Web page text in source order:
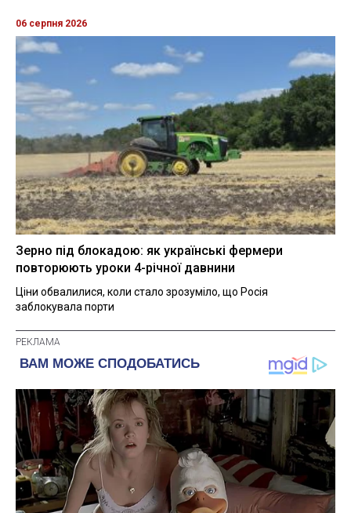
06 серпня 2026
Зерно під блокадою: як українські фермери
повторюють уроки 4-річної давнини
Ціни обвалилися, коли стало зрозуміло, що Росія
заблокувала порти